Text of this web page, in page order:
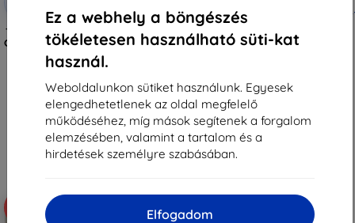
Ez a webhely a böngészés
tökéletesen használható süti-kat
használ.
Weboldalunkon sütiket használunk. Egyesek
elengedhetetlenek az oldal megfelelő
működéséhez, míg mások segítenek a forgalom
elemzésében, valamint a tartalom és a
hirdetések személyre szabásában.
Elfogadom
Tactical Glass Shield 5D Samsung
Galaxy Z Flip 8-hoz, fekete, külső,
57983130475
3 590 Ft
3 230 Ft
Raktáron > 5 darab
kuponnal
Tactical Glass védőüveg Xiaomi
Pad 7/8/8 Pro készülékhez,
4 311 Ft
Raktáron > 5 darab
-10%